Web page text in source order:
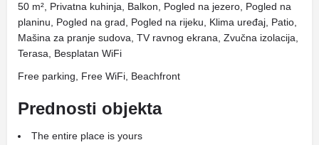
50 m², Privatna kuhinja, Balkon, Pogled na jezero, Pogled na
planinu, Pogled na grad, Pogled na rijeku, Klima uređaj, Patio,
Mašina za pranje sudova, TV ravnog ekrana, Zvučna izolacija,
Terasa, Besplatan WiFi
Free parking, Free WiFi, Beachfront
Prednosti objekta
The entire place is yours